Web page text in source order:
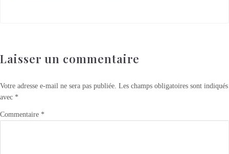
Laisser un commentaire
Votre adresse e-mail ne sera pas publiée. Les champs obligatoires sont indiqués
avec *
Commentaire *